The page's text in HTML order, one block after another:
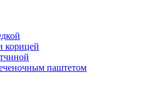
корицей
паштетом